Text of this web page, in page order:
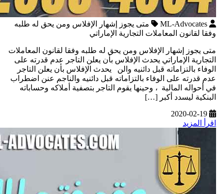
ML-Advocates
متى يجوز إشهار الإفلاس ومن يحق له طلبه
وفقا لقانون المعاملات التجارية الإماراتي
متى يجوز إشهار الإفلاس ومن يحق له طلبه وفقا لقانون المعاملات
التجارية الإماراتي يحدث الإفلاس بأن يعلن التاجر عدم قدرته على
الوفاء بالتزاماته قبل دائنيه والن يحدث الإفلاس بأن يعلن التاجر
عدم قدرته على الوفاء بالتزاماته قبل دائنيه والناجم عنن اضطراب
في أحواله المالية ، وحينها يقوم التاجر بتصفية أملاكه وحساباته
البنكية ليسدد أكبر […]
2020-02-19
اقرأ المزيد